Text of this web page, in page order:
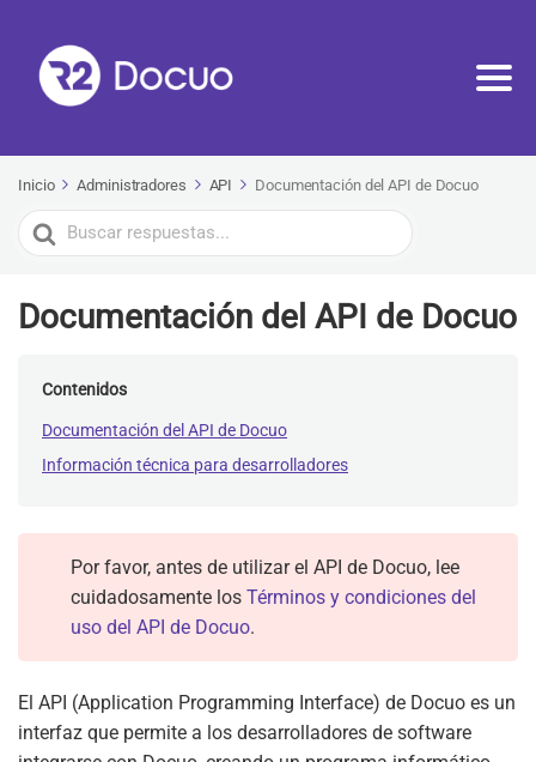
Inicio Administradores API Documentación del API de Docuo
Buscar
Documentación del API de Docuo
Contenidos
Documentación del API de Docuo
Información técnica para desarrolladores
Por favor, antes de utilizar el API de Docuo, lee
cuidadosamente los Términos y condiciones del
uso del API de Docuo.
El API (Application Programming Interface) de Docuo es un
interfaz que permite a los desarrolladores de software